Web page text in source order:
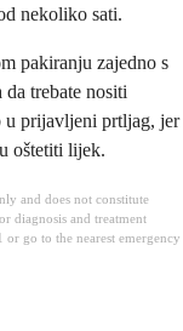
nekoliko sati.
pakiranju zajedno s
trebate nositi
u prijavljeni prtljag, jer
oštetiti lijek.
and does not constitute
diagnosis and treatment
go to the nearest emergency